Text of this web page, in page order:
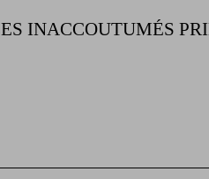
INACCOUTUMÉS